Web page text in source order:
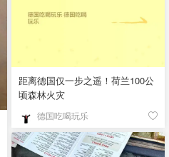
距离德国仅一步之遥！荷兰100公
顷森林火灾
德国吃喝玩乐